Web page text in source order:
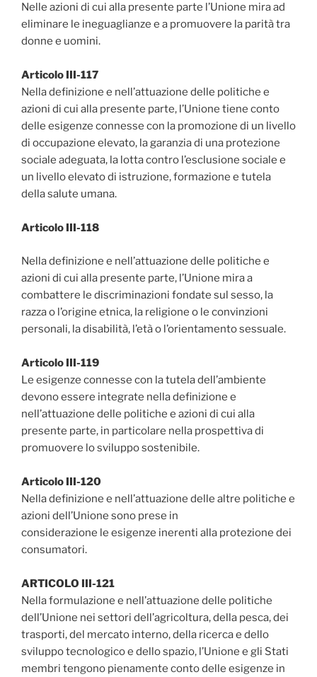
Nelle azioni di cui alla presente parte l’Unione mira ad
eliminare le ineguaglianze e a promuovere la parità tra
donne e uomini.
Articolo III-117
Nella definizione e nell’attuazione delle politiche e
azioni di cui alla presente parte, l’Unione tiene conto
delle esigenze connesse con la promozione di un livello
di occupazione elevato, la garanzia di una protezione
sociale adeguata, la lotta contro l’esclusione sociale e
un livello elevato di istruzione, formazione e tutela
della salute umana.
Articolo III-118
Nella definizione e nell’attuazione delle politiche e
azioni di cui alla presente parte, l’Unione mira a
combattere le discriminazioni fondate sul sesso, la
razza o l’origine etnica, la religione o le convinzioni
personali, la disabilità, l’età o l’orientamento sessuale.
Articolo III-119
Le esigenze connesse con la tutela dell’ambiente
devono essere integrate nella definizione e
nell’attuazione delle politiche e azioni di cui alla
presente parte, in particolare nella prospettiva di
promuovere lo sviluppo sostenibile.
Articolo III-120
Nella definizione e nell’attuazione delle altre politiche e
azioni dell’Unione sono prese in
considerazione le esigenze inerenti alla protezione dei
consumatori.
ARTICOLO III-121
Nella formulazione e nell’attuazione delle politiche
dell’Unione nei settori dell’agricoltura, della pesca, dei
trasporti, del mercato interno, della ricerca e dello
sviluppo tecnologico e dello spazio, l’Unione e gli Stati
membri tengono pienamente conto delle esigenze in